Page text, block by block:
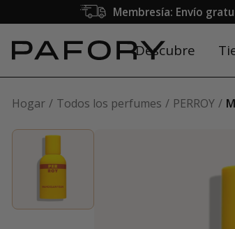
Membresía: Envío
Descubre
Hogar Todos los perfumes PERROY